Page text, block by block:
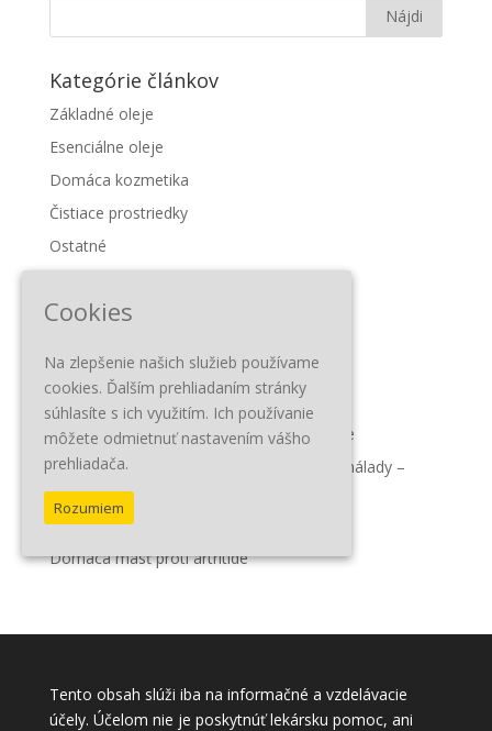
Kategórie článkov
Základné oleje
Esenciálne oleje
Domáca kozmetika
Čistiace prostriedky
Ostatné
Tipy a triky
Najnovšie články
10 esenciálnych olejov na celulitídu
Domáca grapefruitova masť proti celulitíde
Pomarančový olej na imunitu a zlepšenie nálady –
účinky a použitie
5 esenciálnych olejov účinných na alergie
Domáca masť proti artritíde
Tento obsah slúži iba na informačné a vzdelávacie
účely. Účelom nie je poskytnúť lekársku pomoc, ani
Cookies
Na zlepšenie našich služieb používame
cookies. Ďalším prehliadaním stránky
súhlasíte s ich využitím. Ich používanie
môžete odmietnuť nastavením vášho
prehliadača.
Rozumiem